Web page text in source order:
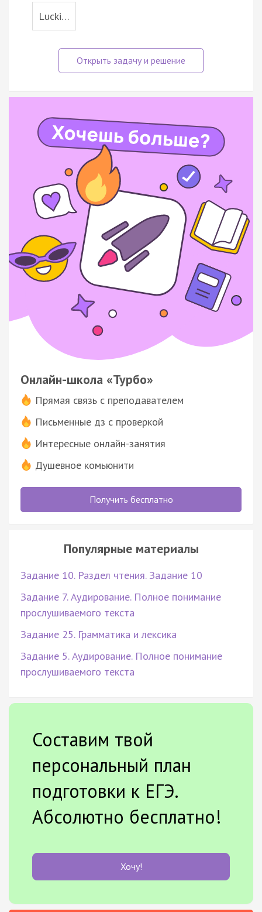
Lucki…
Онлайн-школа «Турбо»
Прямая связь с преподавателем
Письменные дз с проверкой
Интересные онлайн-занятия
Душевное комьюнити
Получить бесплатно
Популярные материалы
Задание 10. Раздел чтения. Задание 10
Задание 7. Аудирование. Полное понимание
прослушиваемого текста
Задание 25. Грамматика и лексика
Задание 5. Аудирование. Полное понимание
прослушиваемого текста
Составим твой
персональный план
подготовки к ЕГЭ.
Абсолютно бесплатно!
Хочу!